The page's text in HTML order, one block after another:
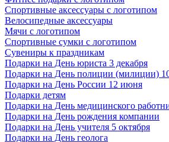
Спортивные аксессуары с логотипом
Велосипедные аксессуары
Мячи с логотипом
Спортивные сумки с логотипом
Сувениры к праздникам
Подарки на День юриста 3 декабря
Подарки на День полиции (милиции)
Подарки на День России 12 июня
Подарки детям
Подарки на День медицинского
Подарки на День рождения компании
Подарки на День учителя 5 октября
Подарки на День геолога